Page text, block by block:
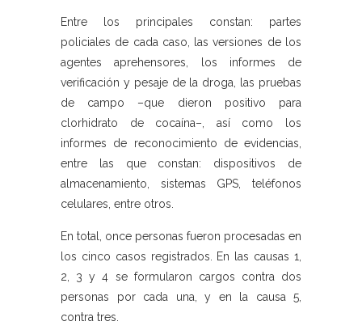
Entre los principales constan: partes
policiales de cada caso, las versiones de los
agentes aprehensores, los informes de
verificación y pesaje de la droga, las pruebas
de campo –que dieron positivo para
clorhidrato de cocaína–, así como los
informes de reconocimiento de evidencias,
entre las que constan: dispositivos de
almacenamiento, sistemas GPS, teléfonos
celulares, entre otros.
En total, once personas fueron procesadas en
los cinco casos registrados. En las causas 1,
2, 3 y 4 se formularon cargos contra dos
personas por cada una, y en la causa 5,
contra tres.